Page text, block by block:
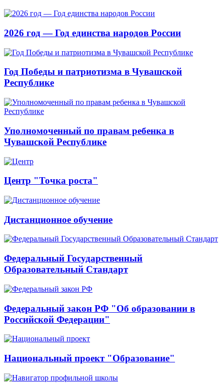
2026 год — Год единства народов России
Год Победы и патриотизма в Чувашской
Республике
Уполномоченный по правам ребенка в
Чувашской Республике
Центр "Точка роста"
Дистанционное обучение
Федеральный Государственный
Образовательный Стандарт
Федеральный закон РФ "Об образовании в
Российской Федерации"
Национальный проект "Образование"